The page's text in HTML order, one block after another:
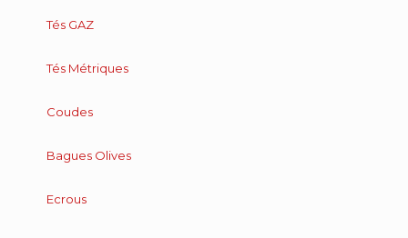
Tés GAZ
Tés Métriques
Coudes
Bagues Olives
Ecrous